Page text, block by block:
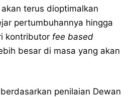
akan terus dioptimalkan
pertumbuhannya hingga
kontributor fee based
besar di masa yang akan
penilaian Dewan